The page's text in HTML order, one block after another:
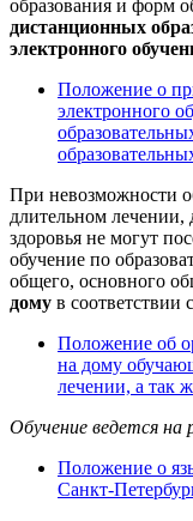
образования и форм
дистанционных
электронного
Положение о
электронного
При невозможности
длительном лечении,
здоровья не могут
обучение по
общего, основного
дому в соответствии
Положение об
на дому
лечении, а так
Обучение ведется на
Положение о
Санкт-